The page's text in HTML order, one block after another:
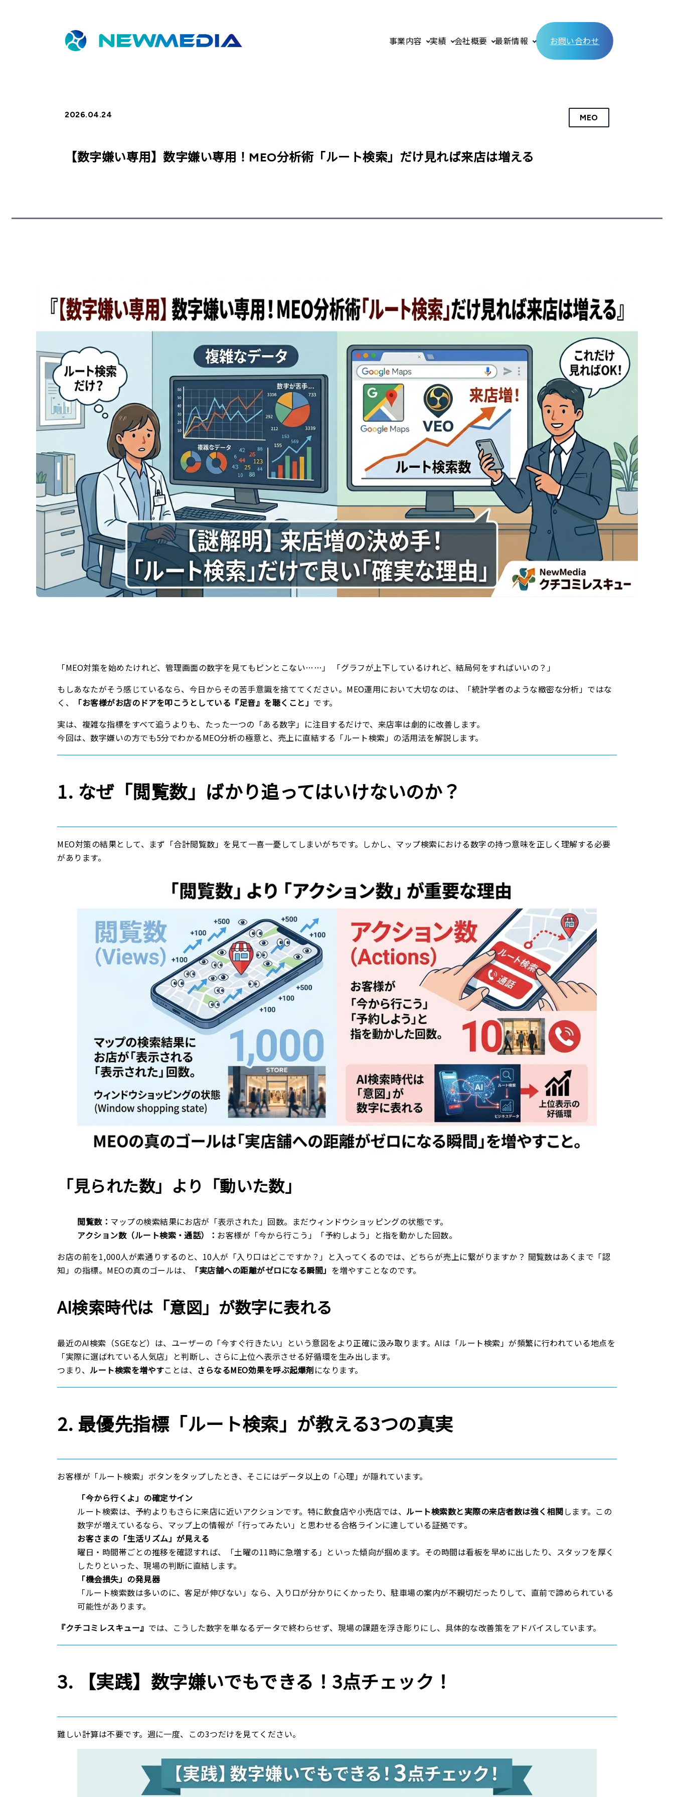
事業内容 実績 会社概要 最新情報 お問い合わせ
2026.04.24 MEO
【数字嫌い専用】数字嫌い専用！MEO分析術「ルート検索」だけ見れば来店は増える
「MEO対策を始めたけれど、管理画面の数字を見てもピンとこない……」 「グラフが上下しているけれど、結局何をすればいいの？」
もしあなたがそう感じているなら、今日からその苦手意識を捨ててください。MEO運用において大切なのは、「統計学者のような緻密な分析」ではな
く、
「お客様がお店のドアを叩こうとしている『足音』を聴くこと」 です。
実は、複雑な指標をすべて追うよりも、たった一つの「ある数字」に注目するだけで、来店率は劇的に改善します。
今回は、数字嫌いの方でも5分でわかるMEO分析の極意と、売上に直結する「ルート検索」の活用法を解説します。
1. なぜ「閲覧数」ばかり追ってはいけないのか？
MEO対策の結果として、まず「合計閲覧数」を見て一喜一憂してしまいがちです。しかし、マップ検索における数字の持つ意味を正しく理解する必要
があります。
「見られた数」より「動いた数」
閲覧数： マップの検索結果にお店が「表示された」回数。まだウィンドウショッピングの状態です。
アクション数（ルート検索・通話）： お客様が「今から行こう」「予約しよう」と指を動かした回数。
お店の前を1,000人が素通りするのと、10人が「入り口はどこですか？」と入ってくるのでは、どちらが売上に繋がりますか？ 閲覧数はあくまで「認
知」の指標。MEOの真のゴールは、
「実店舗への距離がゼロになる瞬間」 を増やすことなのです。
AI検索時代は「意図」が数字に表れる
最近のAI検索（SGEなど）は、ユーザーの「今すぐ行きたい」という意図をより正確に汲み取ります。AIは「ルート検索」が頻繁に行われている地点を
「実際に選ばれている人気店」と判断し、さらに上位へ表示させる好循環を生み出します。
つまり、ルート検索を増やすことは、 さらなるMEO効果を呼ぶ起爆剤になります。
2. 最優先指標「ルート検索」が教える3つの真実
お客様が「ルート検索」ボタンをタップしたとき、そこにはデータ以上の「心理」が隠れています。
「今から行くよ」の確定サイン
ルート検索は、予約よりもさらに来店に近いアクションです。特に飲食店や小売店では、ルート検索数と実際の来店者数は強く相関します。この
数字が増えているなら、マップ上の情報が「行ってみたい」と思わせる合格ラインに達している証拠です。
お客さまの「生活リズム」が見える
曜日・時間帯ごとの推移を確認すれば、「土曜の11時に急増する」といった傾向が掴めます。その時間は看板を早めに出したり、スタッフを厚く
したりといった、現場の判断に直結します。
「機会損失」の発見器
「ルート検索数は多いのに、客足が伸びない」なら、入り口が分かりにくかったり、駐車場の案内が不親切だったりして、直前で諦められている
可能性があります。
『クチコミレスキュー』 では、こうした数字を単なるデータで終わらせず、現場の課題を浮き彫りにし、具体的な改善策をアドバイスしています。
3. 【実践】数字嫌いでもできる！3点チェック！
難しい計算は不要です。週に一度、この3つだけを見てください。